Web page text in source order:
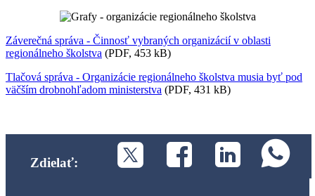
Záverečná správa - Činnosť vybraných organizácií v oblasti
regionálneho školstva (PDF, 453 kB)
Tlačová správa - Organizácie regionálneho školstva musia byť pod
väčším drobnohľadom ministerstva (PDF, 431 kB)
Zdielať: